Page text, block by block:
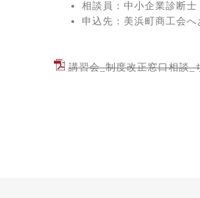
相談員：中小企業診断
申込先：美浜町商工会へ
講習会_制度改正窓口相談